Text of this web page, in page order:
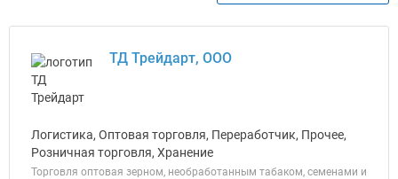
ТД Трейдарт, ООО
Логистика, Оптовая торговля, Переработчик, Прочее,
Розничная торговля, Хранение
Торговля оптовая зерном, необработанным табаком, семенами и